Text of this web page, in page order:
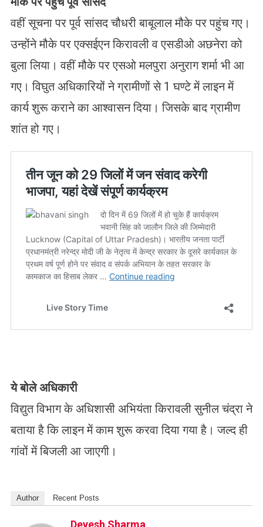
वहीं सूचना पर पूर्व सांसद चौधरी बाबूलाल मौके पर पहुंच गए।
उन्होंने मौके पर एक्सईएन किरावली व एसडीओ अछनेरा को
बुला लिया। वहीं मौके पर एसओ मलपुरा अनुराग शर्मा भी आ
गए। विघुत अधिकारियों ने ग्रामीणों से 1 घण्टे में लाइन में
कार्य शुरू कराने का आश्वासन दिया। जिसके बाद ग्रामीण
शांत हो गए।
ये बोले अधिकारी
विद्युत विभाग के अधिशासी अभियंता किरावली सुनील चंद्रा ने
बताया है कि लाइन में काम शुरू करवा दिया गया है। जल्द ही
गांवों में बिजली आ जाएगी।
Author Recent Posts
Devesh Sharma